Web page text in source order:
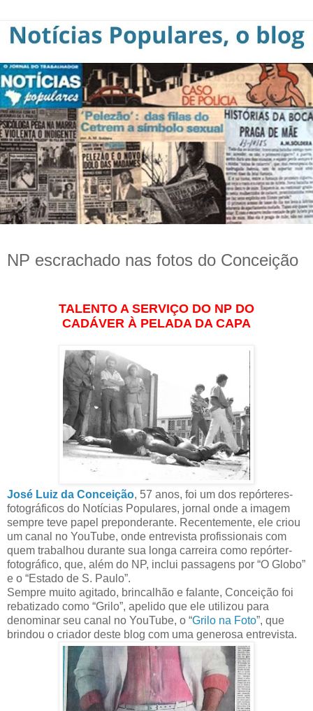
NP escrachado nas fotos do Conceição
TALENTO A SERVIÇO DO NP DO
CADÁVER À PELADA DA CAPA
José Luiz da Conceição, 57 anos, foi um dos repórteres-
fotográficos do Notícias Populares, jornal onde a imagem
sempre teve papel preponderante. Recentemente, ele criou
um canal no YouTube, onde entrevista profissionais com
quem trabalhou durante sua longa carreira como repórter-
fotográfico, que, além do NP, inclui passagens por “O Globo”
e o “Estado de S. Paulo”.
Sempre muito agitado, brincalhão e falante, Conceição foi
rebatizado como “Grilo”, apelido que ele utilizou para
denominar seu canal no YouTube, o “Grilo na Foto”, que
brindou o criador deste blog com uma generosa entrevista.